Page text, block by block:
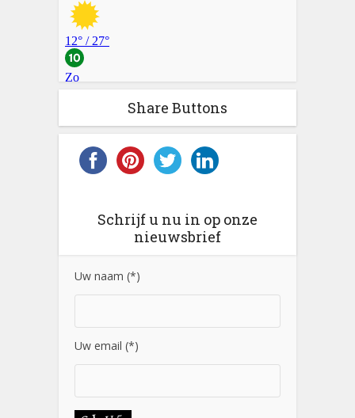
Share Buttons
Schrijf u nu in op onze
nieuwsbrief
Uw naam (*)
Uw email (*)